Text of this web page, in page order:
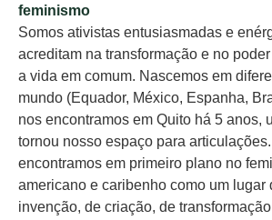
feminismo
Somos ativistas entusiasmadas e
acreditam na transformação e no
a vida em comum. Nascemos em
mundo (Equador, México, Espanha,
nos encontramos em Quito há 5 anos,
tornou nosso espaço para
encontramos em primeiro plano no
americano e caribenho como um lugar
invenção, de criação, de